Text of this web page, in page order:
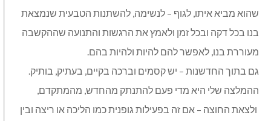
שהוא מביא איתו, לגוף – לנשימה, להשתנות הטבעית שנמצאת
בנו בכל דקה ובכל זמן ולאמץ את הרגשות והתנועה שההקשבה
מעוררת בנו, לאפשר להם להיות ולהיות בהם.
גם בתוך החדשנות – יש קסמים וברכה בקיים, בעתיק, בותיק.
ההמלצה שלי היא מדי פעם להתנתק מהחדש, מהמתקדם,
ולצאת החוצה – אם זה בפעילות גופנית כמו הליכה או ריצה ובין